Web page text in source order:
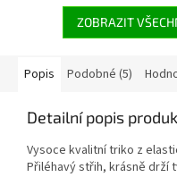
ZOBRAZIT
Popis Podobné (5)
Detailní popis
Vysoce kvalitní triko z
Přiléhavý střih, krásně drží